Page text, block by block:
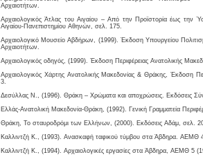
Αρχαιοτήτων.
Αρχαιολογικός Άτλας του Αιγαίου – Από την Προϊστορία έως την
Αιγαίου-Πανεπιστημίου Αθηνών, σελ. 175.
Αρχαιολογικό Μουσείο Αβδήρων, (1999). Έκδοση Υπουργείου
Αρχαιοτήτων.
Αρχαιολογικός οδηγός, (1999). Έκδοση Περιφέρειας Ανατολικής
Αρχαιολογικός Χάρτης Ανατολικής Μακεδονίας & Θράκης, Έκδοση
3.
Δεσύλλας Ν., (1996). Θράκη – Χρώματα και αποχρώσεις. Εκδόσεις
Ελλάς-Ανατολική Μακεδονία-Θράκη, (1992). Γενική Γραμματεία
Θράκη, Το σταυροδρόμι των Ελλήνων, (2000). Εκδόσεις Αδάμ, σελ.
Καλλιντζή Κ., (1993). Ανασκαφή ταφικού τύμβου στα Άβδηρα. ΑΕΜΘ
Καλλιντζή Κ., (1994). Αρχαιολογικές εργασίες στα Άβδηρα, ΑΕΜΘ 5